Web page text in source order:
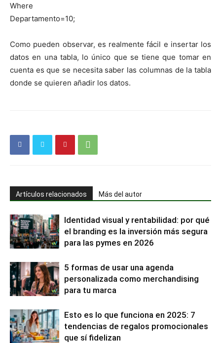
Where
Departamento=10;
Como pueden observar, es realmente fácil e insertar los
datos en una tabla, lo único que se tiene que tomar en
cuenta es que se necesita saber las columnas de la tabla
donde se quieren añadir los datos.
Artículos relacionados Más del autor
Identidad visual y rentabilidad: por qué
el branding es la inversión más segura
para las pymes en 2026
5 formas de usar una agenda
personalizada como merchandising
para tu marca
Esto es lo que funciona en 2025: 7
tendencias de regalos promocionales
que sí fidelizan